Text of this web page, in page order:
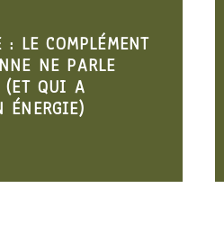
ARRÊTEZ DE MANGER SAIN.
MANGEZ DIGESTE. LES 3
VÉRITÉS SUR LA DIGESTION
QUE PERSONNE NE VOUS DIT